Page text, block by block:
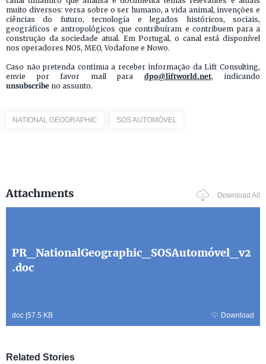
muito diversos: versa sobre o ser humano, a vida animal, invenções e
ciências do futuro, tecnologia e legados históricos, sociais,
geográficos e antropológicos que contribuíram e contribuem para a
construção da sociedade atual. Em Portugal, o canal está disponível
nos operadores NOS, MEO, Vodafone e Nowo.
Caso não pretenda continua a receber informação da Lift Consulting,
envie por favor mail para dpo@liftworld.net, indicando
unsubscribe no assunto.
NATIONAL GEOGRAPHIC SOS AUTOMÓVEL
Attachments Download All
PR_NationalGeographic_SOSAutomóvel_v2
.doc
doc |57.5 KB Download
Related Stories